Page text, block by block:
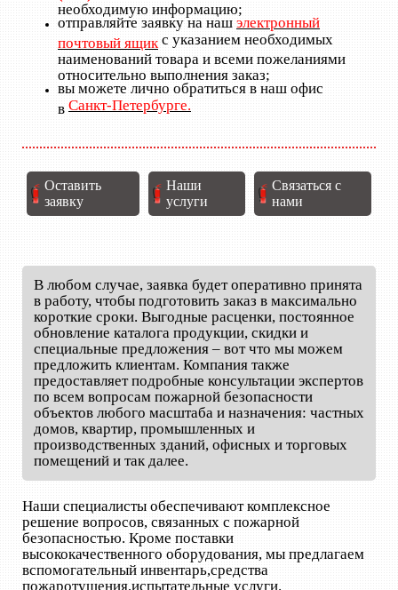
необходимую информацию;
отправляйте заявку на наш электронный
почтовый ящик с указанием необходимых
наименований товара и всеми пожеланиями
относительно выполнения заказ;
вы можете лично обратиться в наш офис
в Санкт-Петербурге.
Оставить
заявку
Наши
услуги
Связаться с
нами
В любом случае, заявка будет оперативно принята
в работу, чтобы подготовить заказ в максимально
короткие сроки. Выгодные расценки, постоянное
обновление каталога продукции, скидки и
специальные предложения – вот что мы можем
предложить клиентам. Компания также
предоставляет подробные консультации экспертов
по всем вопросам пожарной безопасности
объектов любого масштаба и назначения: частных
домов, квартир, промышленных и
производственных зданий, офисных и торговых
помещений и так далее.
Наши специалисты обеспечивают комплексное
решение вопросов, связанных с пожарной
безопасностью. Кроме поставки
высококачественного оборудования, мы предлагаем
вспомогательный инвентарь,средства
пожаротушения,испытательные услуги.